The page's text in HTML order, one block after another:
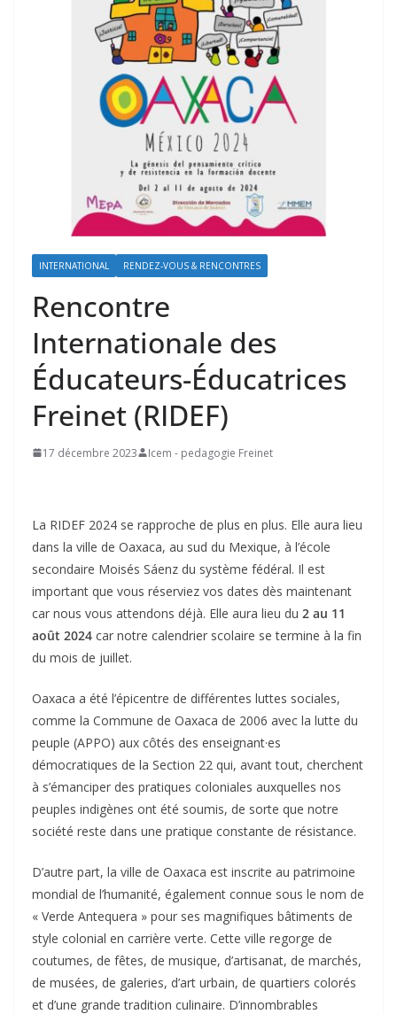
INTERNATIONAL RENDEZ-VOUS & RENCONTRES
Rencontre
Internationale des
Éducateurs-Éducatrices
Freinet (RIDEF)
17 décembre 2023 Icem - pedagogie Freinet
La RIDEF 2024 se rapproche de plus en plus. Elle aura lieu
dans la ville de Oaxaca, au sud du Mexique, à l’école
secondaire Moisés Sáenz du système fédéral. Il est
important que vous réserviez vos dates dès maintenant
car nous vous attendons déjà. Elle aura lieu du 2 au 11
août 2024 car notre calendrier scolaire se termine à la fin
du mois de juillet.
Oaxaca a été l’épicentre de différentes luttes sociales,
comme la Commune de Oaxaca de 2006 avec la lutte du
peuple (APPO) aux côtés des enseignant·es
démocratiques de la Section 22 qui, avant tout, cherchent
à s’émanciper des pratiques coloniales auxquelles nos
peuples indigènes ont été soumis, de sorte que notre
société reste dans une pratique constante de résistance.
D’autre part, la ville de Oaxaca est inscrite au patrimoine
mondial de l’humanité, également connue sous le nom de
« Verde Antequera » pour ses magnifiques bâtiments de
style colonial en carrière verte. Cette ville regorge de
coutumes, de fêtes, de musique, d’artisanat, de marchés,
de musées, de galeries, d’art urbain, de quartiers colorés
et d’une grande tradition culinaire. D’innombrables